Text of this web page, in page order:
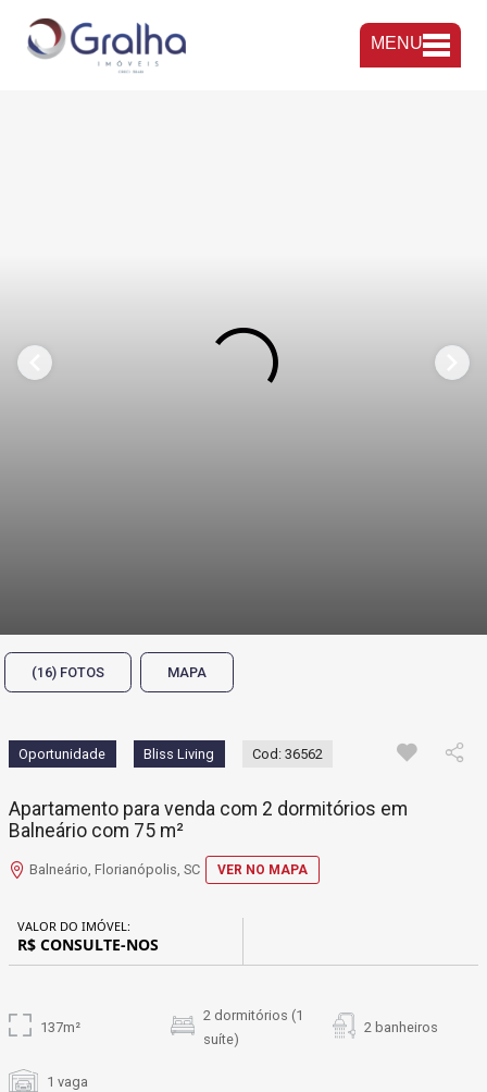
MENU
(16) FOTOS MAPA
Oportunidade Bliss Living Cod: 36562
Apartamento para venda com 2 dormitórios em
Balneário com 75 m²
Balneário, Florianópolis, SC VER NO MAPA
VALOR DO IMÓVEL:
R$ CONSULTE-NOS
137m²
2 dormitórios (1
suíte)
2 banheiros
1 vaga